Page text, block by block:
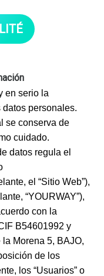
en serio la
personales.
se conserva de
cuidado.
datos regula el
el “Sitio Web”),
“YOURWAY”),
con la
B54601992 y
Morena 5, BAJO,
de los
los “Usuarios” o